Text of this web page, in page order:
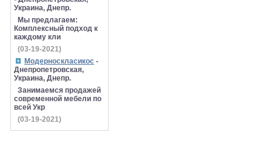
Украина, Днепр.
Мы предлагаем:
Комплексный подход к
каждому кли
(03-19-2021)
Модерноскласикос -
Днепропетровская,
Украина, Днепр.
Занимаемся продажей
современной мебели по
всей Укр
(03-19-2021)